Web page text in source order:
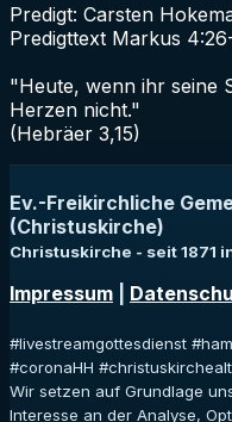
Predigt: Carsten
Predigttext Markus
"Heute, wenn ihr seine
Herzen nicht."
(Hebräer 3,15)
Ev.-Freikirchliche
(Christuskirche)
Christuskirche - seit 1871
Impressum
#livestreamgottesdienst
#coronaHH
Wir setzen auf Grundlage
Interesse an der Analyse,